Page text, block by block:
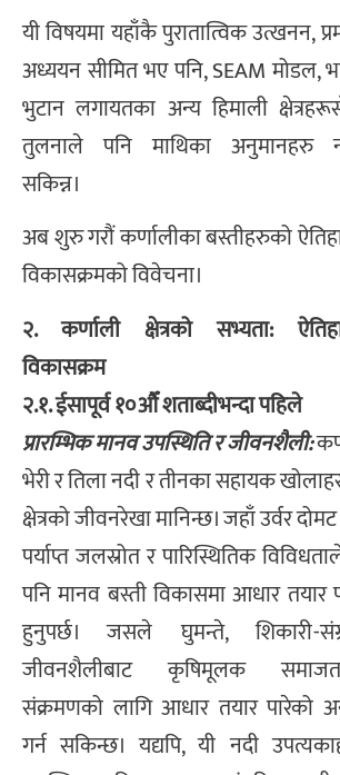
यी विषयमा यहाँकै पुरातात्विक उत्खनन,
अध्ययन सीमित भए पनि, SEAM मोडल,
भुटान लगायतका अन्य हिमाली
तुलनाले पनि माथिका अनुमानहरु
सकिन्न।
अब शुरु गरौं कर्णालीका बस्तीहरुको
विकासक्रमको विवेचना।
२. कर्णाली क्षेत्रको सभ्यता:
विकासक्रम
२.१. ईसापूर्व १०औँ शताब्दीभन्दा पहिले
प्रारम्भिक मानव उपस्थिति र जीवनशैली:
भेरी र तिला नदी र तीनका सहायक
क्षेत्रको जीवनरेखा मानिन्छ। जहाँ उर्वर
पर्याप्त जलस्रोत र पारिस्थितिक
पनि मानव बस्ती विकासमा आधार तयार
हुनुपर्छ। जसले घुमन्ते, शिकारी-
जीवनशैलीबाट कृषिमूलक
संक्रमणको लागि आधार तयार पारेको
गर्न सकिन्छ। यद्यपि, यी नदी